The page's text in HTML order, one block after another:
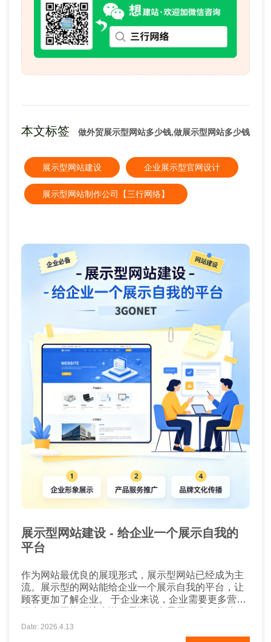
本文标签 做外贸展示型网站多少钱,做展示型网站多少钱
展示型网站建设 企业展示型官网设计
展示型网站制作公司【三行网络】
展示型网站建设 - 给企业一个展示自我的
平台
作为网站最优良的展现形式，展示型网站已经成为主
流。展示型的网站能给企业一个展示自我的平台，让
顾客更加了解企业。 于企业来说，企业需要更多营销
展示型网站能使企业与网络环境达到共赢。企业制作
展示型网站，我们首先就要确定展示的内容是什么？
Date: 2026.4.13